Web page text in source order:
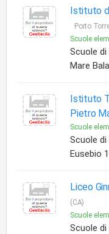
Istituto
Porto
Scuole
Scuole
Mare
Istituto
Pietro
Scuole
Scuole
Eusebio
Liceo
(CA)
Scuole
Scuole